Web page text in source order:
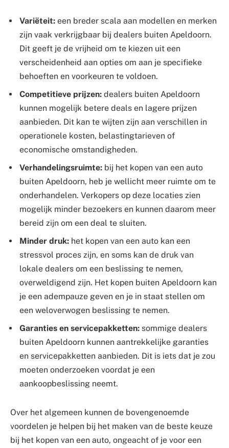
Variëteit: een breder scala aan modellen en merken
zijn vaak verkrijgbaar bij dealers buiten Apeldoorn.
Dit geeft je de vrijheid om te kiezen uit een
verscheidenheid aan opties om aan je specifieke
behoeften en voorkeuren te voldoen.
Competitieve prijzen: dealers buiten Apeldoorn
kunnen mogelijk betere deals en lagere prijzen
aanbieden. Dit kan te wijten zijn aan verschillen in
operationele kosten, belastingtarieven of
economische omstandigheden.
Verhandelingsruimte: bij het kopen van een auto
buiten Apeldoorn, heb je wellicht meer ruimte om te
onderhandelen. Verkopers op deze locaties zien
mogelijk minder bezoekers en kunnen daarom meer
bereid zijn om een deal te sluiten.
Minder druk: het kopen van een auto kan een
stressvol proces zijn, en soms kan de druk van
lokale dealers om een beslissing te nemen,
overweldigend zijn. Het kopen buiten Apeldoorn kan
je een adempauze geven en je in staat stellen om
een weloverwogen beslissing te nemen.
Garanties en servicepakketten: sommige dealers
buiten Apeldoorn kunnen aantrekkelijke garanties
en servicepakketten aanbieden. Dit is iets dat je zou
moeten onderzoeken voordat je een
aankoopbeslissing neemt.
Over het algemeen kunnen de bovengenoemde
voordelen je helpen bij het maken van de beste keuze
bij het kopen van een auto, ongeacht of je voor een